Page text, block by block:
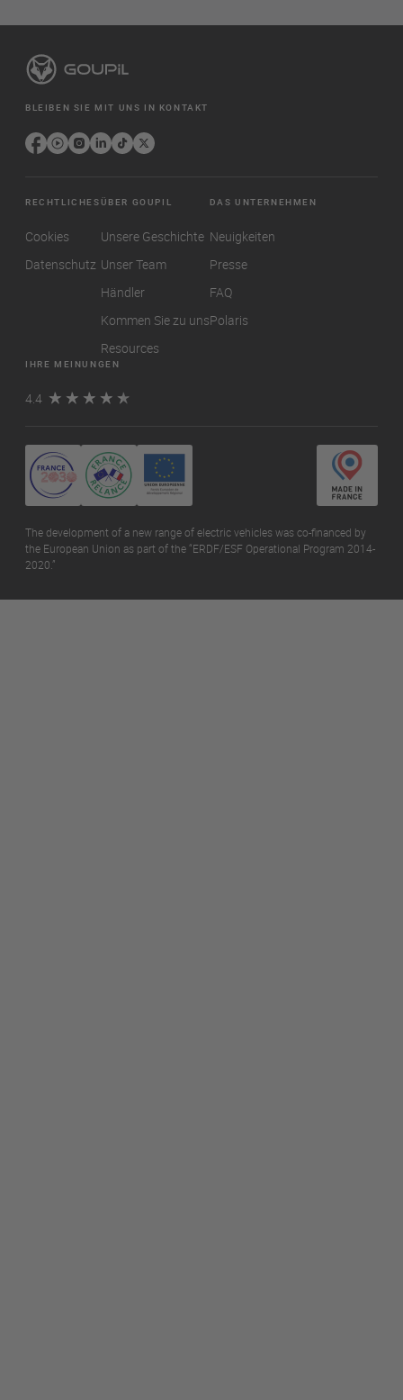
BLEIBEN SIE MIT UNS IN KONTAKT
RECHTLICHES
Cookies
Datenschutz
ÜBER GOUPIL
Unsere Geschichte
Unser Team
Händler
Kommen Sie zu uns
Resources
DAS UNTERNEHMEN
Neuigkeiten
Presse
FAQ
Polaris
IHRE MEINUNGEN
4.4
The development of a new range of electric vehicles was co-financed by
the European Union as part of the “ERDF/ESF Operational Program 2014-
2020.”